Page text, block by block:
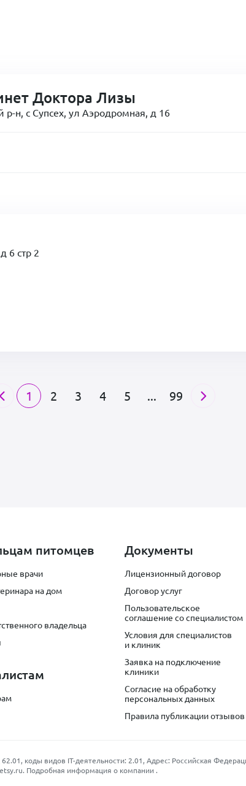
Доктора Лизы
р-н, с Супсех, ул Аэродромная, д 16
6 стр 2
1 2 3 4 5 ... 99
питомцев
врачи
на дом
владельца
Документы
Лицензионный договор
Договор услуг
Пользовательское
соглашение со специалистом
Условия для специалистов
и клиник
Заявка на подключение
клиники
Согласие на обработку
персональных данных
Правила публикации отзывов
коды видов IT-деятельности: 2.01, Адрес: Российская
. Подробная информация о компании.